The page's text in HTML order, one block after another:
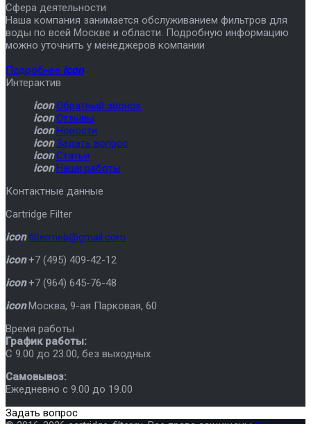
Сфера деятельности
Наша компания занимается обслуживанием фильтров для
воды по всей Москве и области. Подробную информацию
можно уточнить у менеджеров компании
Подробнее icon
Интерактив
icon Обратный звонок
icon Отзывы
icon Новости
icon Задать вопрос
icon Статьи
icon Наши работы
Контактные данные
Cartridge Filter
icon filtermeb@gmail.com
icon +7 (495) 409-42-12
icon +7 (964) 645-76-48
icon Москва, 9-ая Парковая, 60
Время работы
График работы:
C 9.00 до 23.00, без выходных
Самовывоз:
Ежедневно с 9.00 до 19.00
Задать вопрос